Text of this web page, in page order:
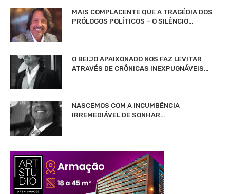
MAIS COMPLACENTE QUE A TRAGÉDIA DOS
PRÓLOGOS POLÍTICOS – O SILÊNCIO…
O BEIJO APAIXONADO NOS FAZ LEVITAR
ATRAVÉS DE CRÔNICAS INEXPUGNÁVEIS…
NASCEMOS COM A INCUMBÊNCIA
IRREMEDIÁVEL DE SONHAR…